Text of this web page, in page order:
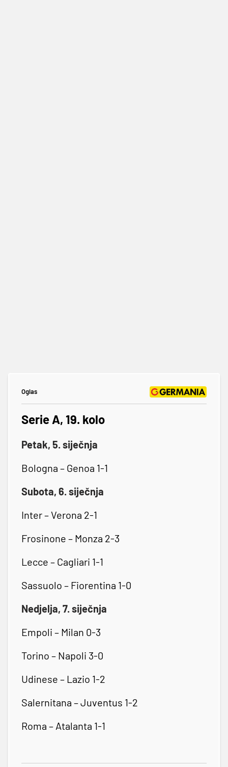
Oglas
Serie A, 19. kolo
Petak, 5. siječnja
Bologna – Genoa 1-1
Subota, 6. siječnja
Inter – Verona 2-1
Frosinone – Monza 2-3
Lecce – Cagliari 1-1
Sassuolo – Fiorentina 1-0
Nedjelja, 7. siječnja
Empoli – Milan 0-3
Torino – Napoli 3-0
Udinese – Lazio 1-2
Salernitana – Juventus 1-2
Roma – Atalanta 1-1